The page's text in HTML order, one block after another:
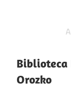
Biblioteca
Orozko